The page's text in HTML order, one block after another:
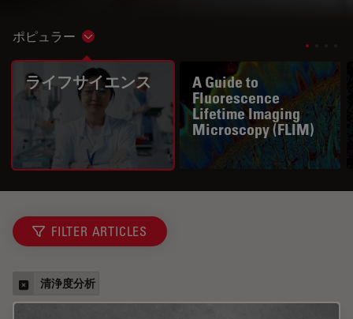
ポピュラー Show subnavigation
ライフサイエンス
A Guide to
Fluorescence
Lifetime Imaging
Microscopy (FLIM)
FILTER ARTICLES
清浄度分析